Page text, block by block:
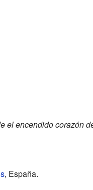
el encendido corazón
, España.